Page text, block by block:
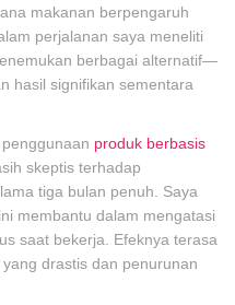
makanan berpengaruh
perjalanan saya meneliti
berbagai alternatif—
hasil signifikan sementara
produk berbasis
skeptis terhadap
tiga bulan penuh. Saya
membantu dalam mengatasi
saat bekerja. Efeknya terasa
drastis dan penurunan